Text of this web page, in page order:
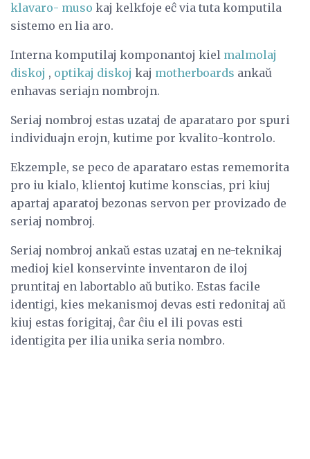
klavaro- muso kaj kelkfoje eĉ via tuta komputila
sistemo en lia aro.
Interna komputilaj komponantoj kiel malmolaj
diskoj , optikaj diskoj kaj motherboards ankaŭ
enhavas seriajn nombrojn.
Seriaj nombroj estas uzataj de aparataro por spuri
individuajn erojn, kutime por kvalito-kontrolo.
Ekzemple, se peco de aparataro estas rememorita
pro iu kialo, klientoj kutime konscias, pri kiuj
apartaj aparatoj bezonas servon per provizado de
seriaj nombroj.
Seriaj nombroj ankaŭ estas uzataj en ne-teknikaj
medioj kiel konservinte inventaron de iloj
pruntitaj en labortablo aŭ butiko. Estas facile
identigi, kies mekanismoj devas esti redonitaj aŭ
kiuj estas forigitaj, ĉar ĉiu el ili povas esti
identigita per ilia unika seria nombro.